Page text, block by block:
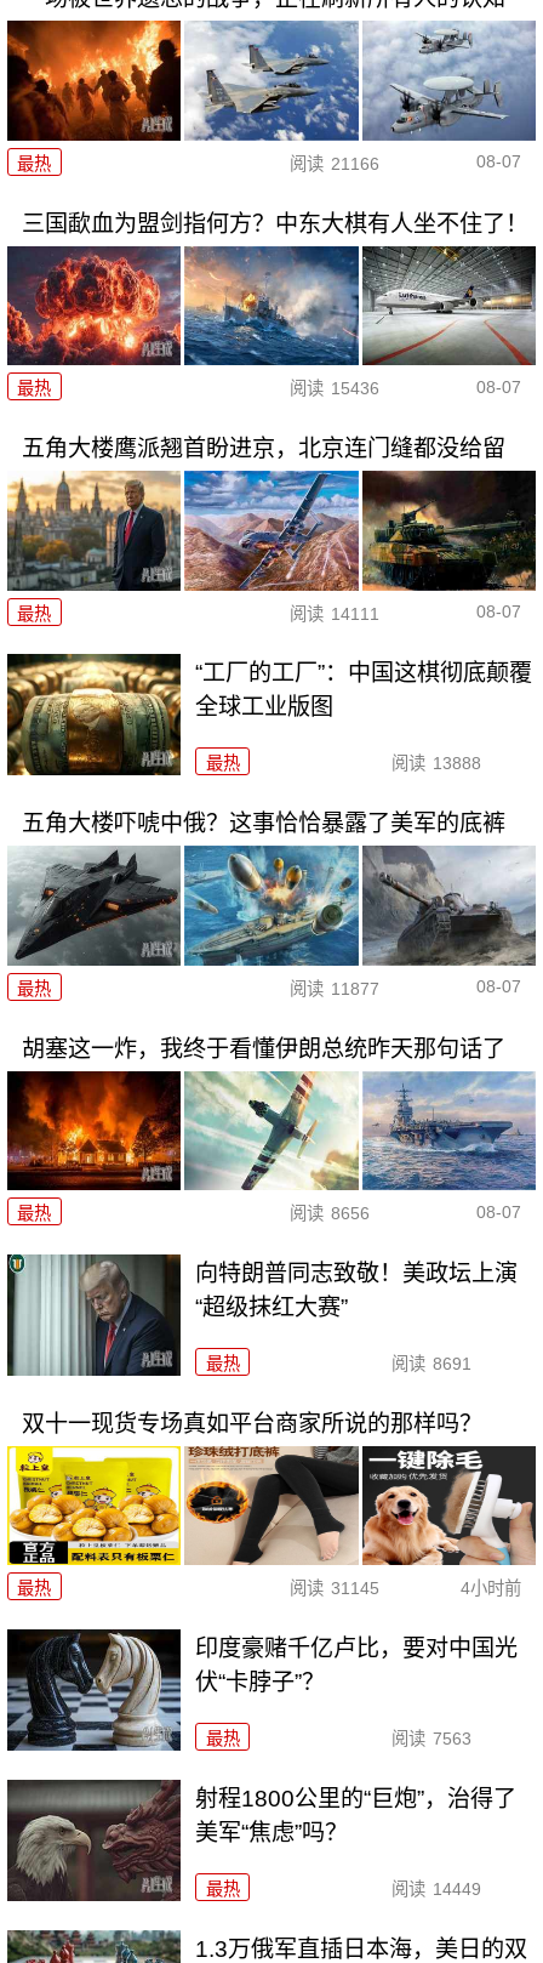
最热 阅读 21166 08-07
三国歃血为盟剑指何方？中东大棋有人坐不住了！
最热 阅读 15436 08-07
五角大楼鹰派翘首盼进京，北京连门缝都没给留
最热 阅读 14111 08-07
“工厂的工厂”：中国这棋彻底颠覆
全球工业版图
最热 阅读 13888
五角大楼吓唬中俄？这事恰恰暴露了美军的底裤
最热 阅读 11877 08-07
胡塞这一炸，我终于看懂伊朗总统昨天那句话了
最热 阅读 8656 08-07
向特朗普同志致敬！美政坛上演
“超级抹红大赛”
最热 阅读 8691
双十一现货专场真如平台商家所说的那样吗？
最热 阅读 31145 4小时前
印度豪赌千亿卢比，要对中国光
伏“卡脖子”？
最热 阅读 7563
射程1800公里的“巨炮”，治得了
美军“焦虑”吗？
最热 阅读 14449
1.3万俄军直插日本海，美日的双